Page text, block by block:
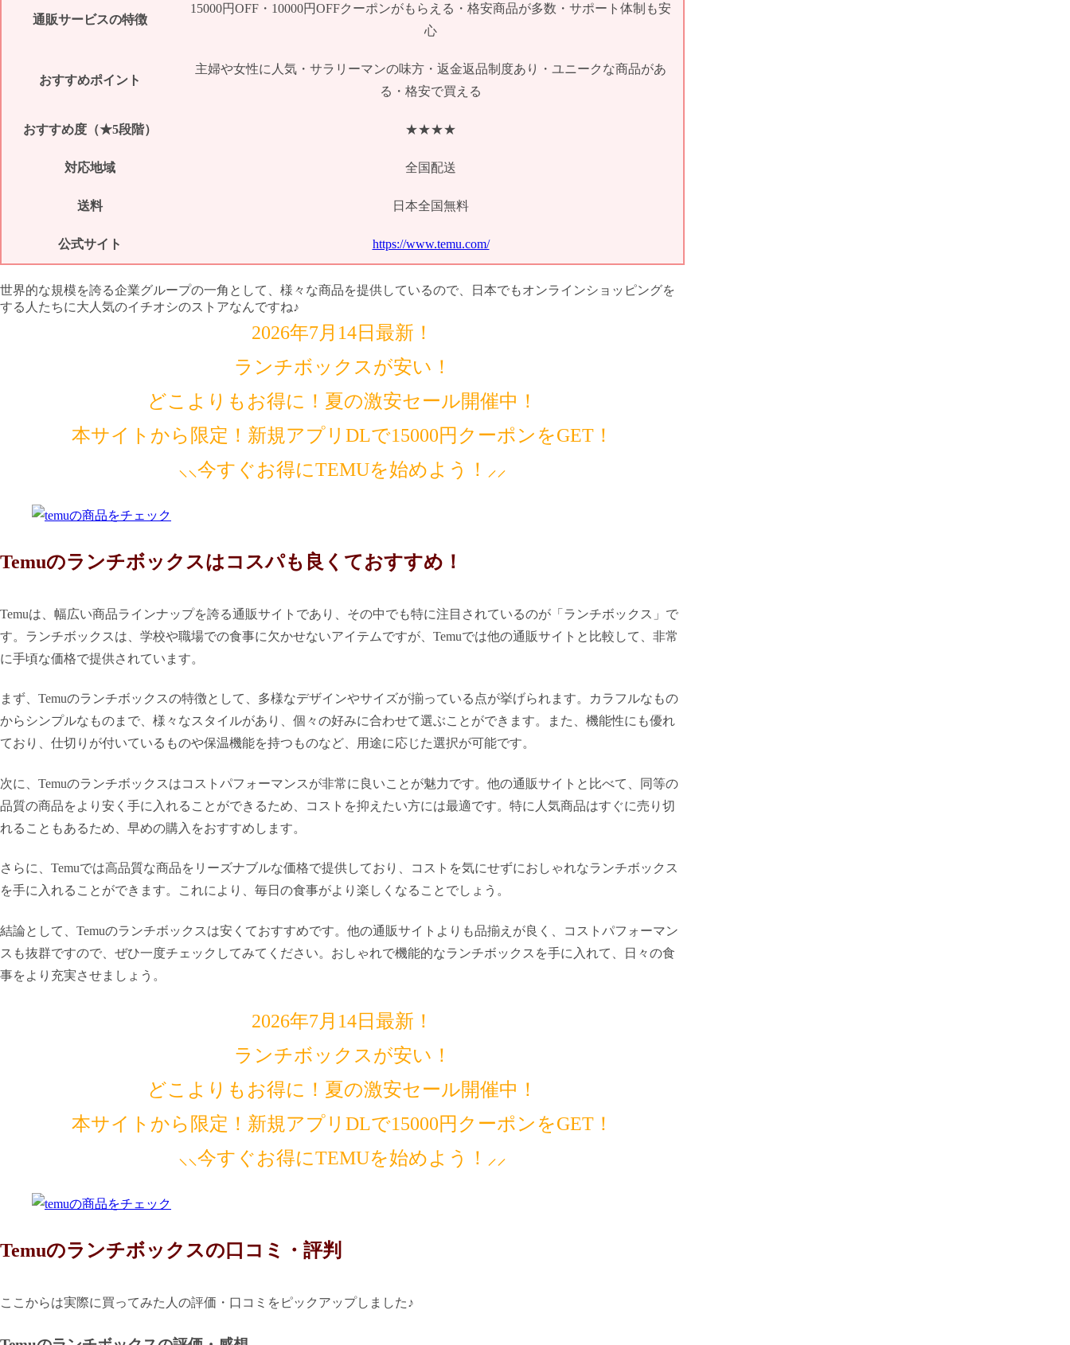
通販サービスの特徴
15000円OFF・10000円OFFクーポンがもらえる・格安商品が多数・サポート体制も安
心
おすすめポイント
主婦や女性に人気・サラリーマンの味方・返金返品制度あり・ユニークな商品があ
る・格安で買える
おすすめ度（★5段階） ★★★★
対応地域 全国配送
送料 日本全国無料
公式サイト https://www.temu.com/
世界的な規模を誇る企業グループの一角として、様々な商品を提供しているので、日本でもオンラインショッピングを
する人たちに大人気のイチオシのストアなんですね♪
2026年7月14日最新！
ランチボックスが安い！
どこよりもお得に！夏の激安セール開催中！
本サイトから限定！新規アプリDLで15000円クーポンをGET！
⸜⸜今すぐお得にTEMUを始めよう！⸝⸝
Temuのランチボックスはコスパも良くておすすめ！
Temuは、幅広い商品ラインナップを誇る通販サイトであり、その中でも特に注目されているのが「ランチボックス」で
す。ランチボックスは、学校や職場での食事に欠かせないアイテムですが、Temuでは他の通販サイトと比較して、非常
に手頃な価格で提供されています。
まず、Temuのランチボックスの特徴として、多様なデザインやサイズが揃っている点が挙げられます。カラフルなもの
からシンプルなものまで、様々なスタイルがあり、個々の好みに合わせて選ぶことができます。また、機能性にも優れ
ており、仕切りが付いているものや保温機能を持つものなど、用途に応じた選択が可能です。
次に、Temuのランチボックスはコストパフォーマンスが非常に良いことが魅力です。他の通販サイトと比べて、同等の
品質の商品をより安く手に入れることができるため、コストを抑えたい方には最適です。特に人気商品はすぐに売り切
れることもあるため、早めの購入をおすすめします。
さらに、Temuでは高品質な商品をリーズナブルな価格で提供しており、コストを気にせずにおしゃれなランチボックス
を手に入れることができます。これにより、毎日の食事がより楽しくなることでしょう。
結論として、Temuのランチボックスは安くておすすめです。他の通販サイトよりも品揃えが良く、コストパフォーマン
スも抜群ですので、ぜひ一度チェックしてみてください。おしゃれで機能的なランチボックスを手に入れて、日々の食
事をより充実させましょう。
2026年7月14日最新！
ランチボックスが安い！
どこよりもお得に！夏の激安セール開催中！
本サイトから限定！新規アプリDLで15000円クーポンをGET！
⸜⸜今すぐお得にTEMUを始めよう！⸝⸝
Temuのランチボックスの口コミ・評判
ここからは実際に買ってみた人の評価・口コミをピックアップしました♪